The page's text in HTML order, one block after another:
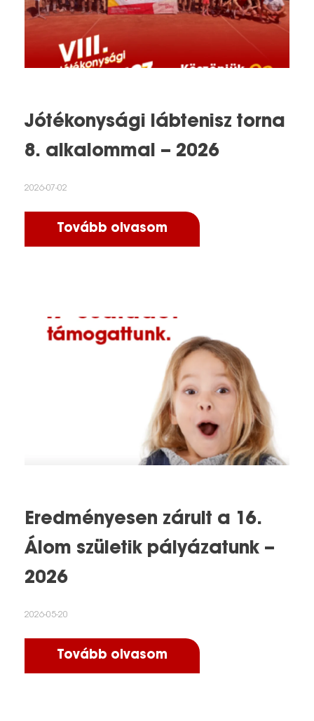
Jótékonysági lábtenisz torna
8. alkalommal – 2026
2026-07-02
Tovább olvasom
Eredményesen zárult a 16.
Álom születik pályázatunk –
2026
2026-05-20
Tovább olvasom